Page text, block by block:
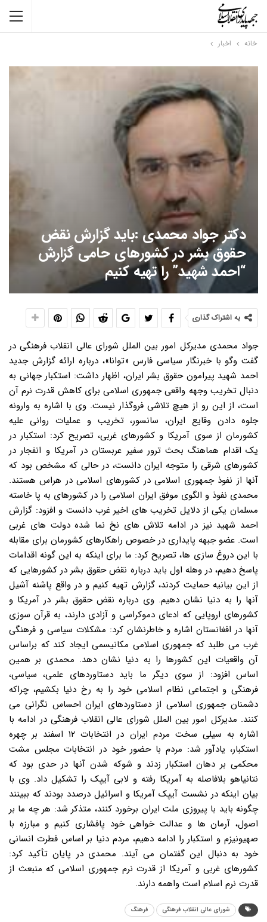
خانه اخبار
دکتر جواد محمدی :باید گزارش نقض
حقوق بشر در کشورهای حامی گزارش
“احمد شهید” را تهیه کنیم
به اشتراک گذاری
جواد محمدی مدیرکل امور بین الملل شورای عالی انقلاب فرهنگی در
گفت وگو با خبرنگار سیاسی فارس «توانا»، درباره ارائه گزارش جدید
احمد شهید پیرامون حقوق بشر ایران، اظهار داشت: استکبار جهانی به
دنبال تخریب وجهه واقعی جمهوری اسلامی برای کاهش قدرت نرم آن
است، از این رو از هیچ تلاشی فروگذار نیست. وی با اشاره به وارونه
جلوه دادن وقایع ایران، سانسور، تخریب و عملیات روانی علیه
کشورمان از سوی آمریکا و کشورهای غربی، تصریح کرد: استکبار در
یک اقدام هماهنگ بحث ترور سفیر عربستان در آمریکا و انفجار در
کشورهای شرقی را متوجه ایران دانست، در حالی که مشخص بود که
آنها از نفوذ جمهوری اسلامی در کشورهای اسلامی در هراس هستند.
محمدی نفوذ و الگوی موفق ایران اسلامی را در کشورهای به پا خاسته
مسلمان یکی از دلایل تخریب های اخیر غرب دانست و افزود: گزارش
احمد شهید نیز در ادامه تلاش های نخ نما شده دولت های غربی
است. عضو جبهه پایداری در خصوص راهکارهای کشورمان برای مقابله
با این دروغ سازی ها، تصریح کرد: ما برای اینکه به این گونه اقدامات
پاسخ دهیم، در وهله اول باید درباره نقض حقوق بشر در کشورهایی که
از این بیانیه حمایت کردند، گزارش تهیه کنیم و در واقع پاشنه آشیل
آنها را به دنیا نشان دهیم. وی درباره نقض حقوق بشر در آمریکا و
کشورهای اروپایی که ادعای دموکراسی و آزادی دارند، به قرآن سوزی
آنها در افغانستان اشاره و خاطرنشان کرد: مشکلات سیاسی و فرهنگی
غرب می طلبد که جمهوری اسلامی مکانیسمی ایجاد کند که براساس
آن واقعیات این کشورها را به دنیا نشان دهد. محمدی بر همین
اساس افزود: از سوی دیگر ما باید دستاوردهای علمی، سیاسی،
فرهنگی و اجتماعی نظام اسلامی خود را به رخ دنیا بکشیم، چراکه
دشمنان جمهوری اسلامی از دستاوردهای ایران احساس نگرانی می
کنند. مدیرکل امور بین الملل شورای عالی انقلاب فرهنگی در ادامه با
اشاره به سیلی سخت مردم ایران در انتخابات ۱۲ اسفند بر چهره
استکبار، یادآور شد: مردم با حضور خود در انتخابات مجلس مشت
محکمی بر دهان استکبار زدند و شوکه شدن آنها در حدی بود که
نتانیاهو بلافاصله به آمریکا رفته و لابی آیپک را تشکیل داد. وی با
بیان اینکه در نشست آیپک آمریکا و اسرائیل درصدد بودند که ببینند
چگونه باید با پیروزی ملت ایران برخورد کنند، متذکر شد: هر چه ما بر
اصول، آرمان ها و عدالت خواهی خود پافشاری کنیم و مبارزه با
صهیونیزم و استکبار را ادامه دهیم، مردم دنیا بر اساس فطرت انسانی
خود به دنبال این گفتمان می آیند. محمدی در پایان تأکید کرد:
کشورهای غربی و آمریکا از قدرت نرم جمهوری اسلامی که منبعث از
قدرت نرم اسلام است واهمه دارند.
شورای عالی انقلاب فرهنگی فرهنگ